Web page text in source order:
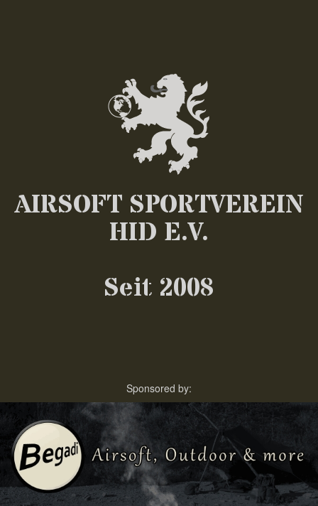
AIRSOFT SPORTVEREIN
HID E.V.
Seit 2008
Sponsored by: